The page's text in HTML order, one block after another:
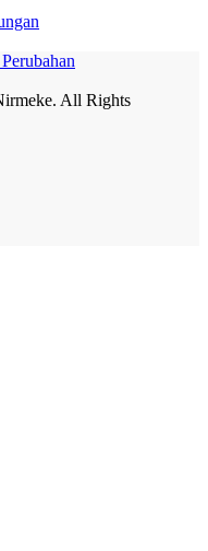
All Rights